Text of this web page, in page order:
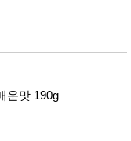
운맛 190g